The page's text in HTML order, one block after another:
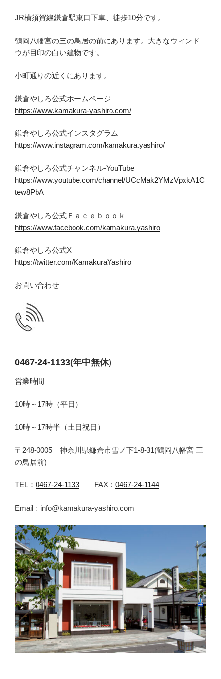
JR横須賀線鎌倉駅東口下車、徒歩10分です。
鶴岡八幡宮の三の鳥居の前にあります。大きなウィンド
ウが目印の白い建物です。
小町通りの近くにあります。
鎌倉やしろ公式ホームページ
https://www.kamakura-yashiro.com/
鎌倉やしろ公式インスタグラム
https://www.instagram.com/kamakura.yashiro/
鎌倉やしろ公式チャンネル-YouTube
https://www.youtube.com/channel/UCcMak2YMzVpxkA1C
tew8PbA
鎌倉やしろ公式Ｆａｃｅｂｏｏｋ
https://www.facebook.com/kamakura.yashiro
鎌倉やしろ公式X
https://twitter.com/KamakuraYashiro
お問い合わせ
0467-24-1133(年中無休)
営業時間
10時～17時（平日）
10時～17時半（土日祝日）
〒248-0005 神奈川県鎌倉市雪ノ下1-8-31(鶴岡八幡宮 三
の鳥居前)
TEL： 0467-24-1133 FAX： 0467-24-1144
Email：info@kamakura-yashiro.com